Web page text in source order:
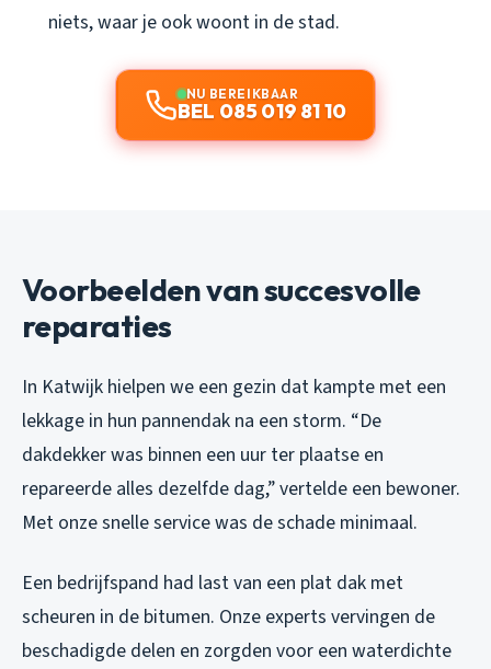
niets, waar je ook woont in de stad.
NU BEREIKBAAR
BEL 085 019 81 10
Voorbeelden van succesvolle
reparaties
In Katwijk hielpen we een gezin dat kampte met een
lekkage in hun pannendak na een storm. “De
dakdekker was binnen een uur ter plaatse en
repareerde alles dezelfde dag,” vertelde een bewoner.
Met onze snelle service was de schade minimaal.
Een bedrijfspand had last van een plat dak met
scheuren in de bitumen. Onze experts vervingen de
beschadigde delen en zorgden voor een waterdichte